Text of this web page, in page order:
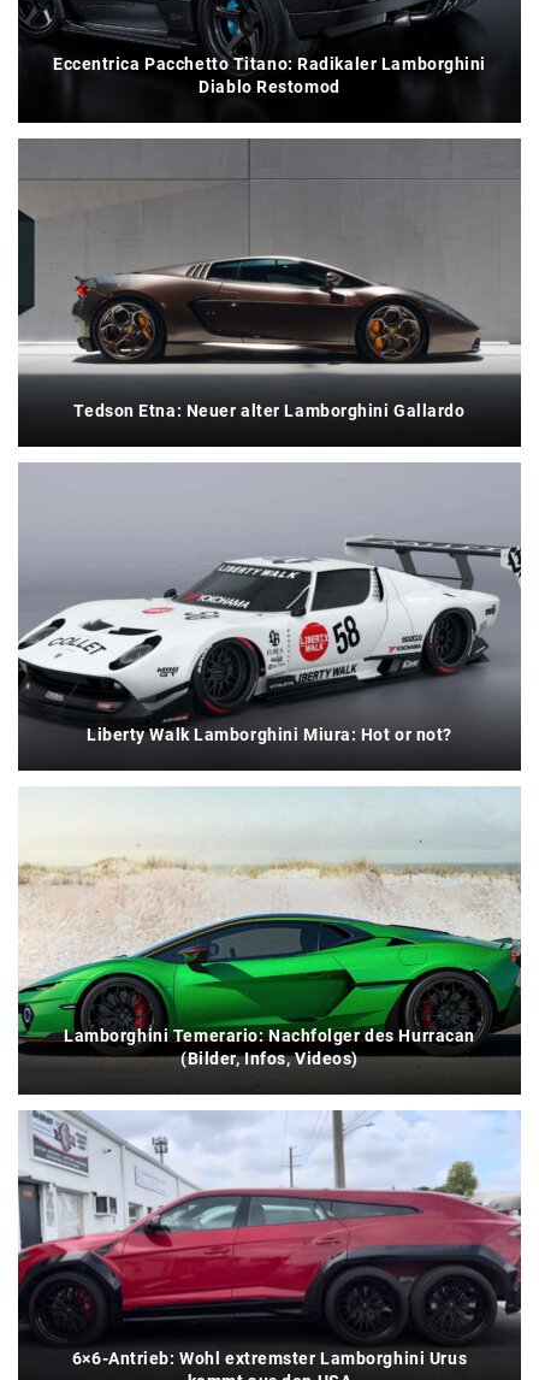
Eccentrica Pacchetto Titano: Radikaler Lamborghini
Diablo Restomod
Tedson Etna: Neuer alter Lamborghini Gallardo
Liberty Walk Lamborghini Miura: Hot or not?
Lamborghini Temerario: Nachfolger des Hurracan
(Bilder, Infos, Videos)
6×6-Antrieb: Wohl extremster Lamborghini Urus